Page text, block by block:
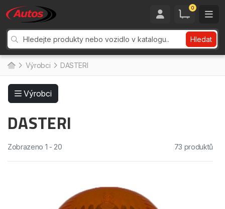
0
Hledat
Výrobci DASTERI
Výrobci
DASTERI
Zobrazeno 1 - 20 73 produktů